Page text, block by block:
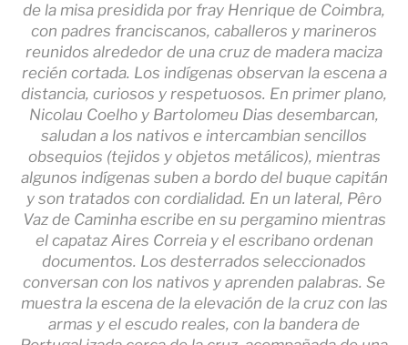
de la misa presidida por fray Henrique de Coimbra,
con padres franciscanos, caballeros y marineros
reunidos alrededor de una cruz de madera maciza
recién cortada. Los indígenas observan la escena a
distancia, curiosos y respetuosos. En primer plano,
Nicolau Coelho y Bartolomeu Dias desembarcan,
saludan a los nativos e intercambian sencillos
obsequios (tejidos y objetos metálicos), mientras
algunos indígenas suben a bordo del buque capitán
y son tratados con cordialidad. En un lateral, Pêro
Vaz de Caminha escribe en su pergamino mientras
el capataz Aires Correia y el escribano ordenan
documentos. Los desterrados seleccionados
conversan con los nativos y aprenden palabras. Se
muestra la escena de la elevación de la cruz con las
armas y el escudo reales, con la bandera de